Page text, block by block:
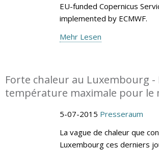
EU-funded Copernicus
implemented by ECMWF.
Mehr Lesen
Forte chaleur au Luxembourg -
température maximale pour le
5-07-2015 Presseraum
La vague de chaleur que
Luxembourg ces derniers